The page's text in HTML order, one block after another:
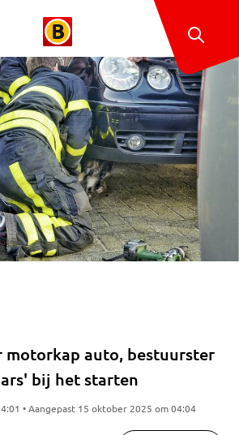
motorkap auto, bestuurster
bij het starten
• Aangepast 15 oktober 2025 om 04:04